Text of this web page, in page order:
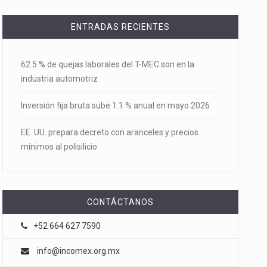
ENTRADAS RECIENTES
62.5 % de quejas laborales del T-MEC son en la
industria automotriz
Inversión fija bruta sube 1.1 % anual en mayo 2026
EE. UU. prepara decreto con aranceles y precios
mínimos al polisilicio
CONTÁCTANOS
+52 664 627 7590
info@incomex.org.mx